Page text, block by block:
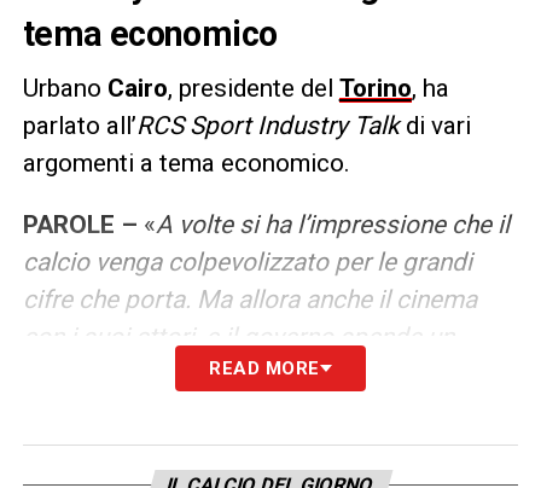
tema economico
Urbano Cairo, presidente del Torino, ha
parlato all’RCS Sport Industry Talkdi vari
argomenti a tema economico.
PAROLE – «A volte si ha l’impressione che il
calcio venga colpevolizzato per le grandi
cifre che porta. Ma allora anche il cinema
con i suoi attori, e il governo spende un
miliardo all’anno. Decreto crescita? Io credo
consente al campionato di avere campioni di
READ MORE